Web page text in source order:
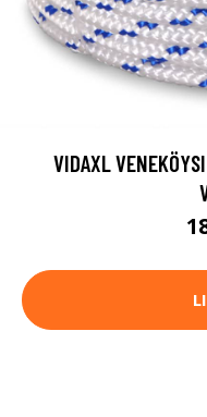
VIDAXL